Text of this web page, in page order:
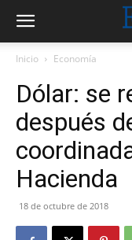
Inicio Economía
Dólar: se
después
Hacienda
18 de octubre de 2018